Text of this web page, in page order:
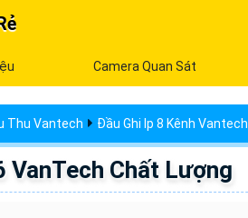
Camera Quan Sát
Thu Vantech Đầu Ghi Ip 8 Kênh Vantech
Chất Lượng